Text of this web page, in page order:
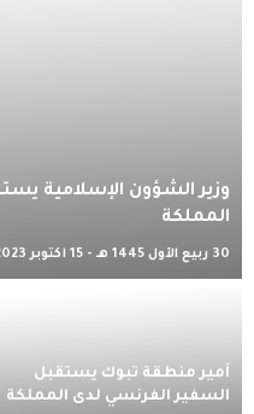
وزير الشؤون الإسلامية
المملكة
30 ربيع الأول 1445 هـ - 15 أكتوبر 2023 م
أمير منطقة تبوك يستقبل
السفير الفرنسي لدى المملكة